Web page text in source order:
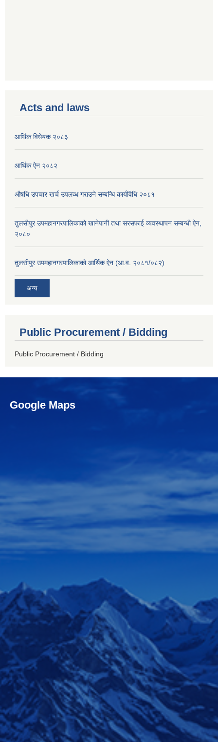
Acts and laws
आर्थिक विधेयक २०८३
आर्थिक ऐन २०८२
औषधि उपचार खर्च उपलव्ध गराउने सम्बन्धि कार्यविधि २०८१
तुलसीपुर उपमहानगरपालिकाको खानेपानी तथा सरसफाई व्यवस्थापन सम्बन्धी ऐन,
२०८०
तुलसीपुर उपमहानगरपालिकाको आर्थिक ऐन (आ.व. २०८१/०८२)
अन्य
Public Procurement / Bidding
Public Procurement / Bidding
Google Maps